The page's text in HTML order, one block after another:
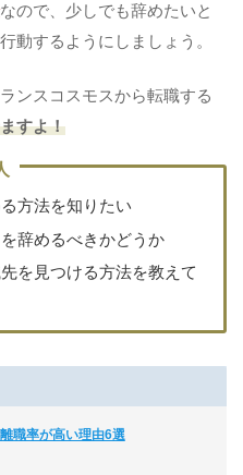
なので、少しでも辞めたいと
動するようにしましょう。
ンスコスモスから転職する
すよ！
方法を知りたい
辞めるべきかどうか
を見つける方法を教えて
職率が高い理由6選